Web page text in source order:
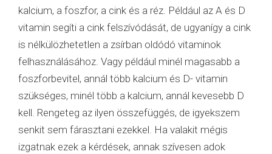
kalcium, a foszfor, a cink és a réz. Például az A és D
vitamin segíti a cink felszívódását, de ugyanígy a cink
is nélkülözhetetlen a zsírban oldódó vitaminok
felhasználásához. Vagy például minél magasabb a
foszforbevitel, annál több kalcium és D- vitamin
szükséges, minél több a kalcium, annál kevesebb D
kell. Rengeteg az ilyen összefüggés, de igyekszem
senkit sem fárasztani ezekkel. Ha valakit mégis
izgatnak ezek a kérdések, annak szívesen adok